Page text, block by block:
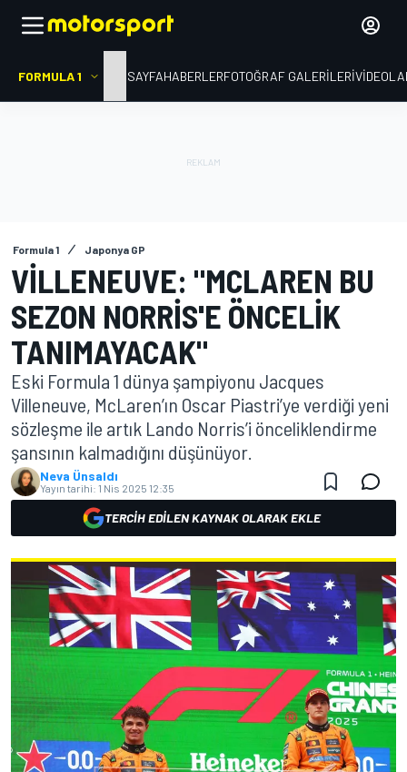
FORMULA 1 ANA SAYFAHABERLERFOTOĞRAF GALERILERI
Formula 1 Japonya GP
VILLENEUVE: "MCLAREN BU
SEZON NORRIS'E ÖNCELIK
TANIMAYACAK"
Eski Formula 1 dünya şampiyonu Jacques
Villeneuve, McLaren’ın Oscar Piastri’ye verdiği yeni
sözleşme ile artık Lando Norris’i önceliklendirme
şansının kalmadığını düşünüyor.
Neva Ünsaldı
Yayın tarihi: 1 Nis 2025 12:35
TERCIH EDILEN KAYNAK OLARAK EKLE